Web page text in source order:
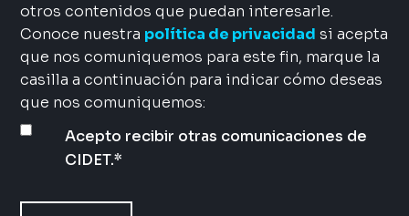
otros contenidos que puedan interesarle.
Conoce nuestra política de privacidad si acepta
que nos comuniquemos para este fin, marque la
casilla a continuación para indicar cómo deseas
que nos comuniquemos:
Acepto recibir otras comunicaciones de
CIDET.*